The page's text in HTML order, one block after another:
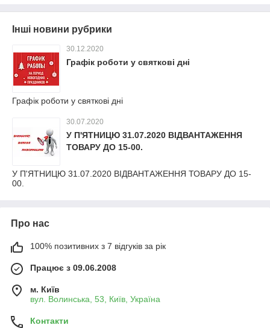
Інші новини рубрики
30.12.2020
Графік роботи у святкові дні
Графік роботи у святкові дні
30.07.2020
У П'ЯТНИЦЮ 31.07.2020 ВІДВАНТАЖЕННЯ
ТОВАРУ ДО 15-00.
У П'ЯТНИЦЮ 31.07.2020 ВІДВАНТАЖЕННЯ ТОВАРУ ДО 15-
00.
Про нас
100% позитивних з 7 відгуків за рік
Працює з 09.06.2008
м. Київ
вул. Волинська, 53, Київ, Україна
Контакти